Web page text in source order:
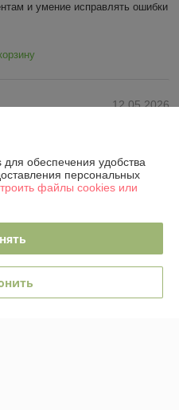
и умение исправлять ошибки
12.05.2026
обеспечения удобства
персональных
файлы cookies или